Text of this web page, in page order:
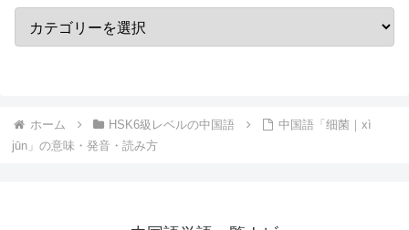
ホーム HSK6級レベルの中国語
中国語「细菌｜xì
jūn」の意味・発音・読み方